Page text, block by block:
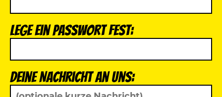
Lege ein Passwort fest:
Deine Nachricht an uns: